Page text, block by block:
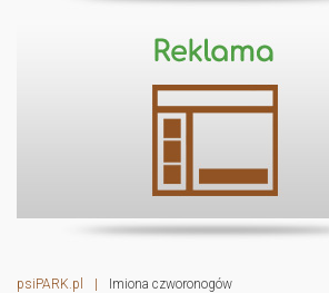
psiPARK.pl | Imiona czworonogów